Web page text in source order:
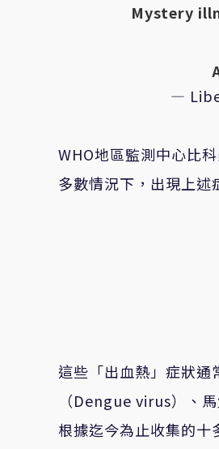
Mystery
—
WHO地區監測中心比
多數情況下，出現上述
這些「出血熱」症狀
（Dengue virus）、
根據迄今為止收集的